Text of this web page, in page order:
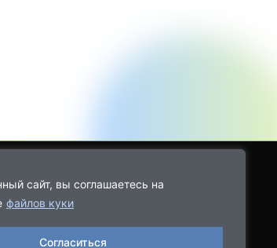
сайт, вы соглашаетесь на
файлов куки
Согласиться